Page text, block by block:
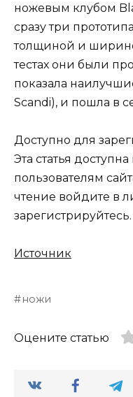
ножевым клубом
сразу три
толщиной и
тестах они были
показала
Scandi), и пошла в
Доступно для
Эта статья
пользователям
чтение войдите в
Источник
ножи
Оцените статью